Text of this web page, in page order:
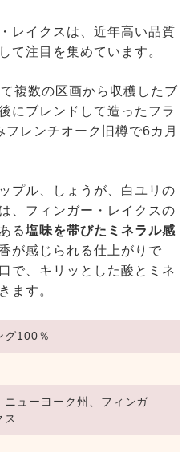
レイクスは、近年高い品質
て注目を集めています。
複数の区画から収穫したブ
にブレンドして造ったフラ
レンチオーク旧樽で6カ月
プル、しょうが、白ユリの
、フィンガー・レイクスの
る塩味を帯びたミネラル感
が感じられる仕上がりで
で、キリッとした酸とミネ
ます。
グ100％
ニューヨーク州、フィンガ
ス